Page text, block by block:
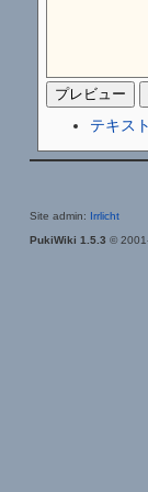
テキス
Site admin: Irrlicht
PukiWiki 1.5.3 ©